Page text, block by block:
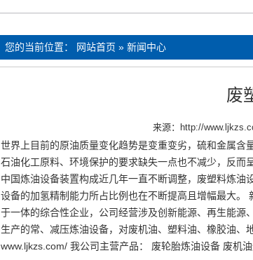
您的当前位置： 网站首页 » 新闻中心
废
来源： http://
世界上目前的原油质量变化趋势是变重变劣，硫和金属
石油化工原料、环境保护的要求缺失一点也不减少，反而
中国炼油设备装置构成近几年一直不断调整，废塑料炼
设备的加氢精制能力所占比例也在不断提高且增幅最大
于一体的综合性企业，公司经营涉及创新能源、再生能
生产的常、减压炼油设备，对废机油、塑料油、橡胶油
www.ljkzs.com/ 我公司主营产品： 废轮胎炼油设备 废机